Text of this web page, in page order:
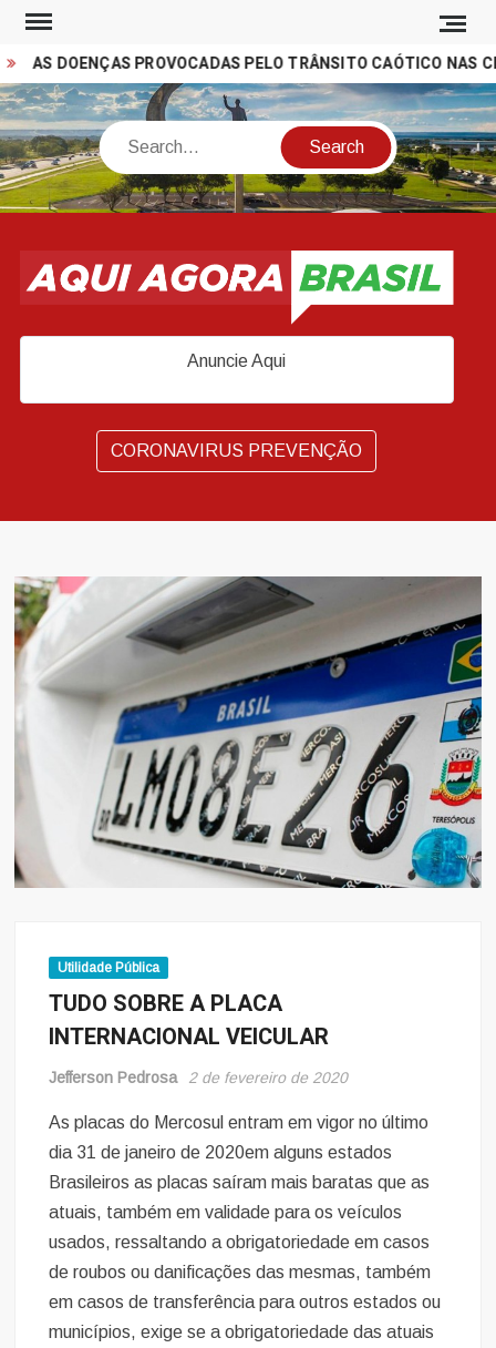
Skip
content
AS DOENÇAS PROVOCADAS PELO TRÂNSITO CAÓTICO NAS
Search
Anuncie Aqui
CORONAVIRUS PREVENÇÃO
Utilidade Pública
TUDO SOBRE A PLACA
INTERNACIONAL VEICULAR
Jefferson Pedrosa 2 de fevereiro de 2020
As placas do Mercosul entram em vigor no último
dia 31 de janeiro de 2020em alguns estados
Brasileiros as placas saíram mais baratas que as
atuais, também em validade para os veículos
usados, ressaltando a obrigatoriedade em casos
de roubos ou danificações das mesmas, também
em casos de transferência para outros estados ou
municípios, exige se a obrigatoriedade das atuais